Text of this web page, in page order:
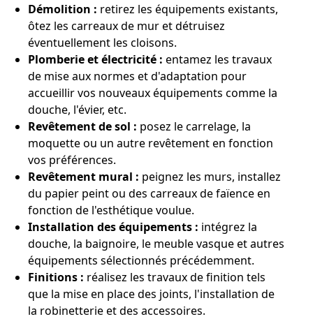
Démolition : retirez les équipements existants,
ôtez les carreaux de mur et détruisez
éventuellement les cloisons.
Plomberie et électricité : entamez les travaux
de mise aux normes et d'adaptation pour
accueillir vos nouveaux équipements comme la
douche, l'évier, etc.
Revêtement de sol : posez le carrelage, la
moquette ou un autre revêtement en fonction
vos préférences.
Revêtement mural : peignez les murs, installez
du papier peint ou des carreaux de faïence en
fonction de l'esthétique voulue.
Installation des équipements : intégrez la
douche, la baignoire, le meuble vasque et autres
équipements sélectionnés précédemment.
Finitions : réalisez les travaux de finition tels
que la mise en place des joints, l'installation de
la robinetterie et des accessoires.